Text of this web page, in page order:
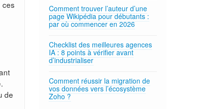
de
Comment trouver l’auteur d’une
page Wikipédia pour débutants :
par où commencer en 2026
Checklist des meilleures agences
IA : 8 points à vérifier avant
d’industrialiser
Comment réussir la migration de
vos données vers l’écosystème
Zoho ?